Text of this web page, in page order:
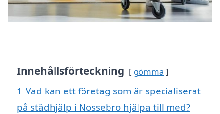
Innehållsförteckning gömma
1 Vad kan ett företag som är specialiserat
på städhjälp i Nossebro hjälpa till med?